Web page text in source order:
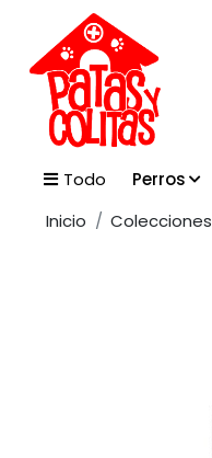
Todo Perros
Inicio
Colecciones